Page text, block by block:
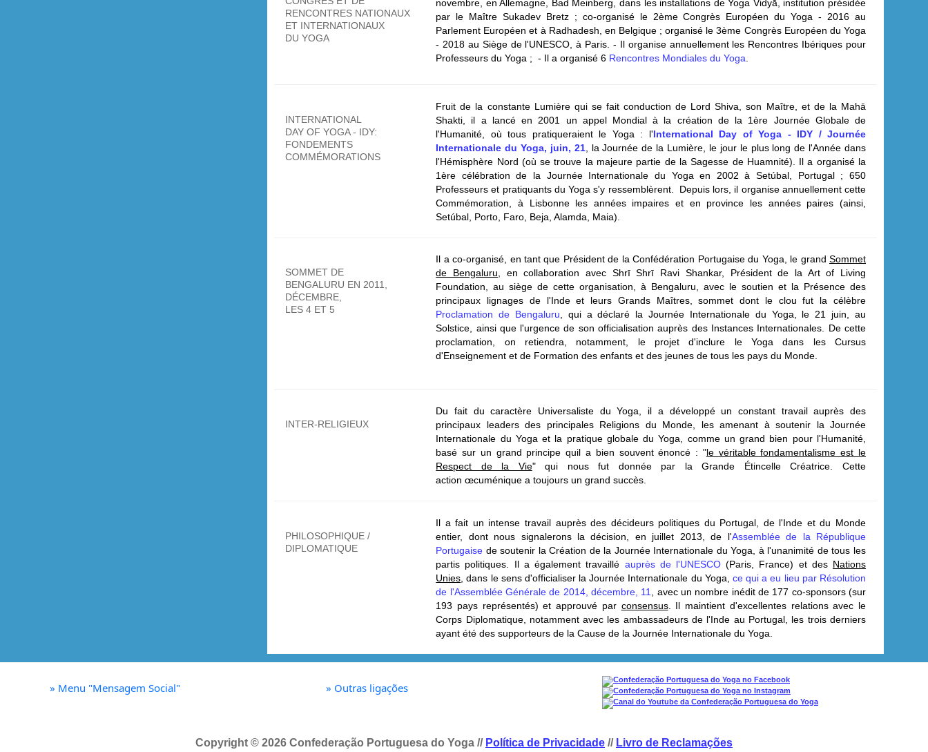
RENCONTRES NATIONAUX
ET INTERNATIONAUX
DU YOGA
novembre, en Allemagne, Bad Meinberg, dans les installations de Yoga Vidyā, institution présidée
par le Maître Sukadev Bretz ; co-organisé le 2ème Congrès Européen du Yoga - 2016 au
Parlement Européen et à Radhadesh, en Belgique ; organisé le 3ème Congrès Européen du Yoga
- 2018 au Siège de l'UNESCO, à Paris. - Il organise annuellement les Rencontres Ibériques pour
Professeurs du Yoga ; - Il a organisé 6 Rencontres Mondiales du Yoga.
INTERNATIONAL
DAY OF YOGA - IDY:
FONDEMENTS
COMMÉMORATIONS
Fruit de la constante Lumière qui se fait conduction de Lord Shiva, son Maître, et de la Mahā
Shakti, il a lancé en 2001 un appel Mondial à la création de la 1ère Journée Globale de
l'Humanité, où tous pratiqueraient le Yoga : l'International Day of Yoga - IDY / Journée
Internationale du Yoga, juin, 21, la Journée de la Lumière, le jour le plus long de l'Année dans
l'Hémisphère Nord (où se trouve la majeure partie de la Sagesse de Huamnité).
Il a organisé la
1ère célébration de la Journée Internationale du Yoga en 2002 à Setúbal, Portugal ; 650
Professeurs et pratiquants du Yoga s'y ressemblèrent.
Depuis lors, il organise annuellement cette
Commémoration, à Lisbonne les années impaires et en province les années paires (ainsi,
Setúbal, Porto, Faro, Beja, Alamda, Maia).
SOMMET DE
BENGALURU EN 2011,
DÉCEMBRE,
LES 4 ET 5
Il a co-organisé, en tant que Président de la Confédération Portugaise du Yoga, le grand Sommet
de Bengaluru , en collaboration avec ShrīShrī Ravi Shankar, Président de la Art of Living
Foundation, au siège de cette organisation, à Bengaluru, avec le soutien et la Présence des
principaux lignages de l'Inde et leurs Grands Maîtres, sommet dont le clou fut la célèbre
Proclamation de Bengaluru , qui a déclaré la Journée Internationale du Yoga, le 21 juin, au
Solstice, ainsi que l'urgence de son officialisation auprès des Instances Internationales.
De cette
proclamation, on retiendra, notamment, le projet d'inclure le Yoga dans les Cursus
d'Enseignement et de Formation des enfants et des jeunes de tous les pays du Monde.
INTER-RELIGIEUX
Du fait du caractère Universaliste du Yoga, il a développé un constant travail auprès des
principaux leaders des principales Religions du Monde, les amenant à soutenir la Journée
Internationale du Yoga et la pratique globale du Yoga, comme un grand bien pour l'Humanité,
basé sur un grand principe quil a bien souvent énoncé : "le véritable fondamentalisme est le
Respect de la Vie" qui nous fut donnée par la Grande Étincelle Créatrice.
Cette
action œcuménique a toujours un grand succès.
PHILOSOPHIQUE /
DIPLOMATIQUE
Il a fait un intense travail auprès des décideurs politiques du Portugal, de l'Inde et du Monde
entier, dont nous signalerons la décision, en juillet 2013, de l'Assemblée de la République
Portugaise de soutenir la Création de la Journée Internationale du Yoga, à l'unanimité de tous les
partis politiques.
Il a également travaillé auprès de l'UNESCO(Paris, France) et des Nations
Unies , dans le sens d'officialiser la Journée Internationale du Yoga, ce qui a eu lieu par Résolution
de l'Assemblée Générale de 2014, décembre, 11
, avec un nombre inédit de 177 co-sponsors (sur
193 pays représentés) et approuvé par consensus.
Il maintient d'excellentes relations avec le
Corps Diplomatique, notamment avec les ambassadeurs de l'Inde au Portugal, les trois derniers
ayant été des supporteurs de la Cause de la Journée Internationale du Yoga
» Menu "Mensagem Social" » Outras ligações
Copyright © 2026 Confederação Portuguesa do Yoga // Política de Privacidade // Livro de Reclamações